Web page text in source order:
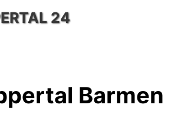
24
Barmen